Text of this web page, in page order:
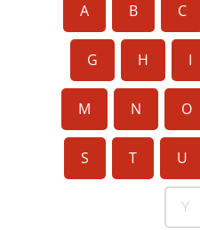
A B C
G H I
M N O
S T U
Y